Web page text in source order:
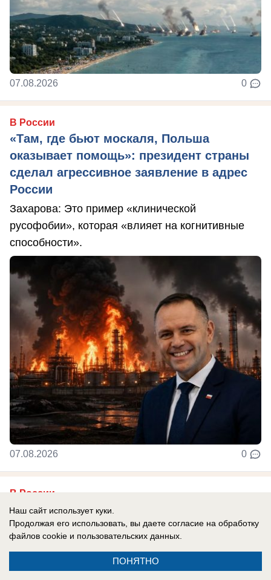
07.08.2026 0
В России
«Там, где бьют москаля, Польша
оказывает помощь»: президент страны
сделал агрессивное заявление в адрес
России
Захарова: Это пример «клинической
русофобии», которая «влияет на когнитивные
способности».
07.08.2026 0
В России
Втрое больше ракет: как Штаты готовят
«массированный удар» по России — нам
есть чем ответить
Пентагон усиливает подводный флот.
Наш сайт использует куки.
Продолжая его использовать, вы даете согласие на обработку
файлов cookie и пользовательских данных.
ПОНЯТНО